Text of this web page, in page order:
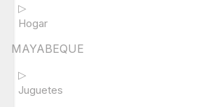
▷
Hogar
MAYABEQUE
▷
Juguetes